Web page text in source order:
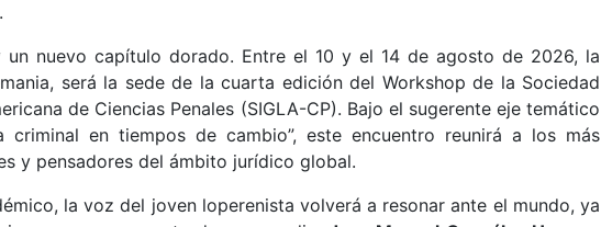
un nuevo capítulo dorado. Entre el 10 y el 14 de agosto de 2026, la
será la sede de la cuarta edición del Workshop de la Sociedad
de Ciencias Penales (SIGLA-CP). Bajo el sugerente eje temático
criminal en tiempos de cambio”, este encuentro reunirá a los más
y pensadores del ámbito jurídico global.
la voz del joven loperenista volverá a resonar ante el mundo, ya